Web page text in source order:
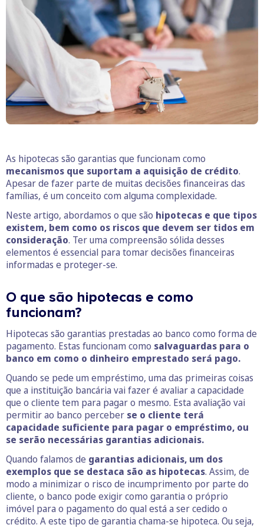
As hipotecas são garantias que funcionam como
mecanismos que suportam a aquisição de crédito.
Apesar de fazer parte de muitas decisões financeiras das
famílias, é um conceito com alguma complexidade.
Neste artigo, abordamos o que são hipotecas e que tipos
existem, bem como os riscos que devem ser tidos em
consideração. Ter uma compreensão sólida desses
elementos é essencial para tomar decisões financeiras
informadas e proteger-se.
O que são hipotecas e como
funcionam?
Hipotecas são garantias prestadas ao banco como forma de
pagamento. Estas funcionam como salvaguardas para o
banco em como o dinheiro emprestado será pago.
Quando se pede um empréstimo, uma das primeiras coisas
que a instituição bancária vai fazer é avaliar a capacidade
que o cliente tem para pagar o mesmo. Esta avaliação vai
permitir ao banco perceber se o cliente terá
capacidade suficiente para pagar o empréstimo, ou
se serão necessárias garantias adicionais.
Quando falamos de garantias adicionais, um dos
exemplos que se destaca são as hipotecas. Assim, de
modo a minimizar o risco de incumprimento por parte do
cliente, o banco pode exigir como garantia o próprio
imóvel para o pagamento do qual está a ser cedido o
crédito. A este tipo de garantia chama-se hipoteca. Ou seja,